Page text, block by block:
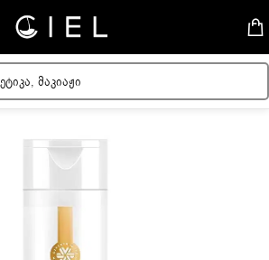
/თმის მოვლა